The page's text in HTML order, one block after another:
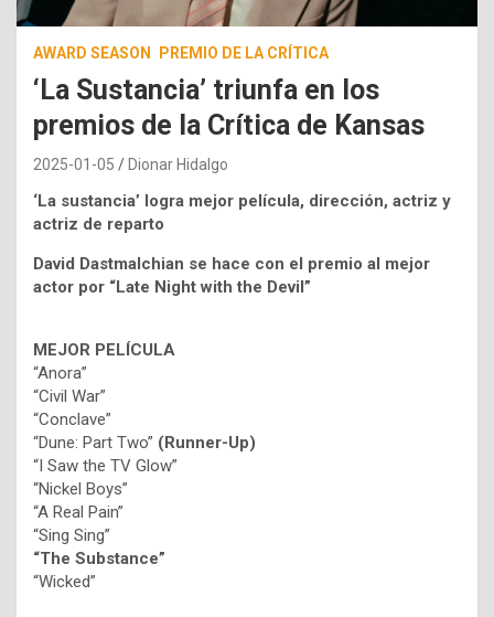
AWARD SEASON PREMIO DE LA CRÍTICA
‘La Sustancia’ triunfa en los
premios de la Crítica de Kansas
2025-01-05 Dionar Hidalgo
‘La sustancia’ logra mejor película, dirección, actriz y
actriz de reparto
David Dastmalchian se hace con el premio al mejor
actor por “Late Night with the Devil”
MEJOR PELÍCULA
“Anora”
“Civil War”
“Conclave”
“Dune: Part Two” (Runner-Up)
“I Saw the TV Glow”
“Nickel Boys”
“A Real Pain”
“Sing Sing”
“The Substance”
“Wicked”